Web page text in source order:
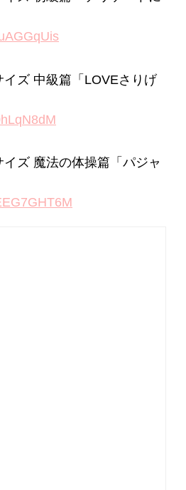
イズ 中級篇「LOVEさりげ
ズ 魔法の体操篇「パジャ